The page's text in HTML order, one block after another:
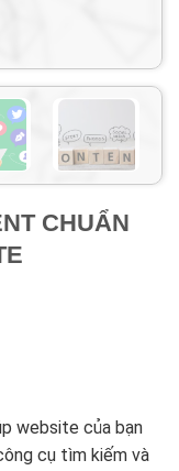
CHUẨN
website của bạn
cụ tìm kiếm và